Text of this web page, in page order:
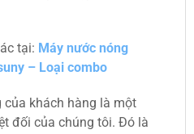
tại: Máy nước nóng
– Loại combo
của khách hàng là một
đối của chúng tôi. Đó là